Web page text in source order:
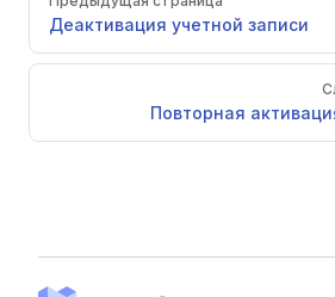
Деактивация учетной записи
Повторная